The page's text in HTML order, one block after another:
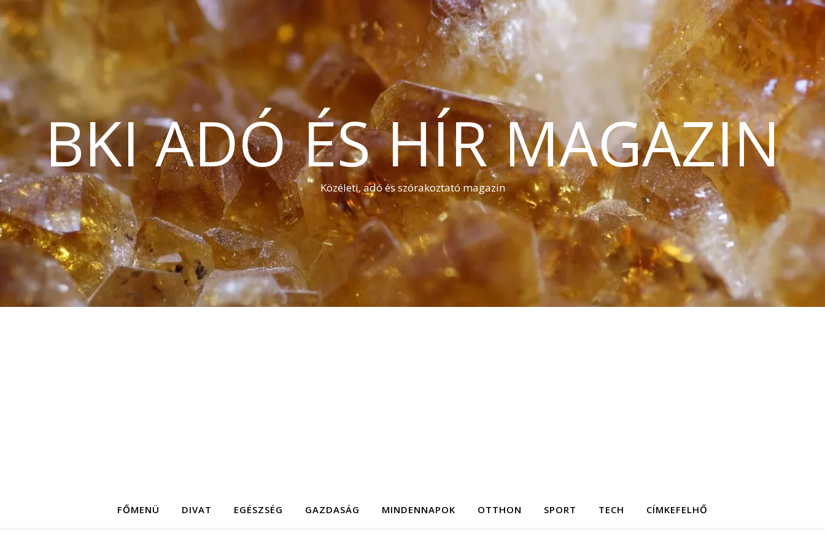
BKI ADÓ ÉS HÍR MAGAZIN
Közéleti, adó és szórakoztató magazin
FŐMENÜ DIVAT EGÉSZSÉG GAZDASÁG MINDENNAPOK OTTHON SPORT TECH CÍMKEFELHŐ